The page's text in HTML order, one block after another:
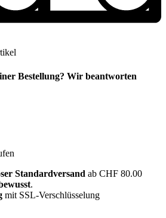
Bestellung? Wir beantworten
Standardversand ab CHF 80.00
.
mit SSL-Verschlüsselung